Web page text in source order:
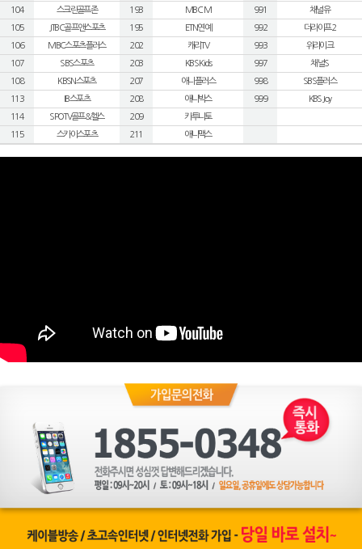
104
스크린골프존
105
JTBC골프앤스포츠
106
MBC스포츠플러스
107
SBS스포츠
108
KBSN스포츠
113
IB스포츠
114
SPOTV골프&헬스
115
스카이스포츠
193
MBC M
195
ETN연예
202
캐리TV
203
KBS Kids
207
애니플러스
208
애니박스
209
카투니토
211
애니맥스
991
채널유
992
더라이프2
993
위라이크
997
채널S
998
SBS플러스
999
KBS Joy